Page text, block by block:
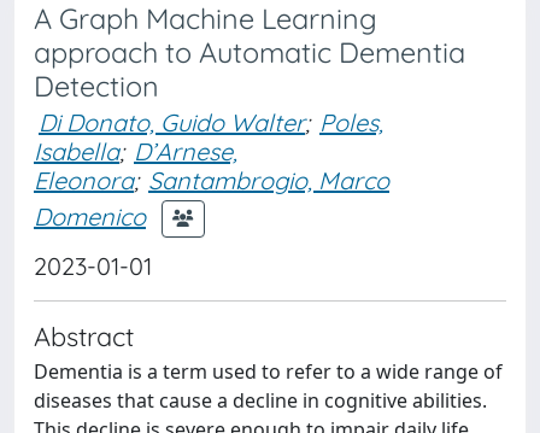
A Graph Machine Learning
approach to Automatic Dementia
Detection
Di Donato, Guido Walter; Poles,
Isabella; D’Arnese,
Eleonora; Santambrogio, Marco
Domenico
2023-01-01
Abstract
Dementia is a term used to refer to a wide range of
diseases that cause a decline in cognitive abilities.